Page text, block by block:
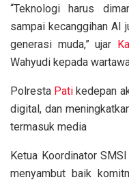
“Teknologi harus
sampai kecanggihan AI
generasi muda,” ujar
Wahyudi kepada
Polresta Pati kedepan
digital, dan
termasuk media
Ketua Koordinator
menyambut baik